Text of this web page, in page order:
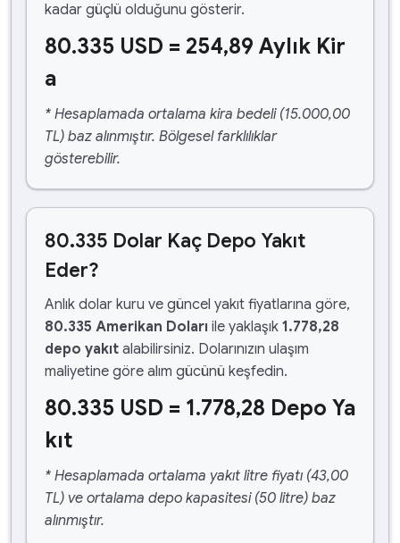
kadar güçlü olduğunu gösterir.
80.335 USD = 254,89 Aylık Kir
a
* Hesaplamada ortalama kira bedeli (15.000,00
TL) baz alınmıştır. Bölgesel farklılıklar
gösterebilir.
80.335 Dolar Kaç Depo Yakıt
Eder?
Anlık dolar kuru ve güncel yakıt fiyatlarına göre,
80.335 Amerikan Doları ile yaklaşık 1.778,28
depo yakıt alabilirsiniz. Dolarınızın ulaşım
maliyetine göre alım gücünü keşfedin.
80.335 USD = 1.778,28 Depo Ya
kıt
* Hesaplamada ortalama yakıt litre fiyatı (43,00
TL) ve ortalama depo kapasitesi (50 litre) baz
alınmıştır.